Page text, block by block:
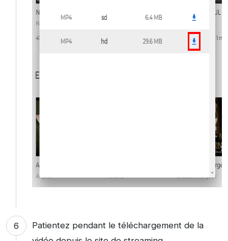
Patientez pendant le téléchargement de la